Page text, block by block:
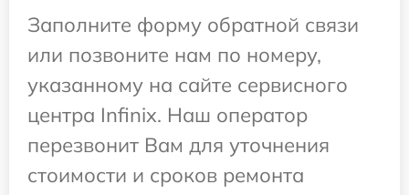
Заполните форму обратной связи
или позвоните нам по номеру,
указанному на сайте сервисного
центра Infinix. Наш оператор
перезвонит Вам для уточнения
стоимости и сроков ремонта